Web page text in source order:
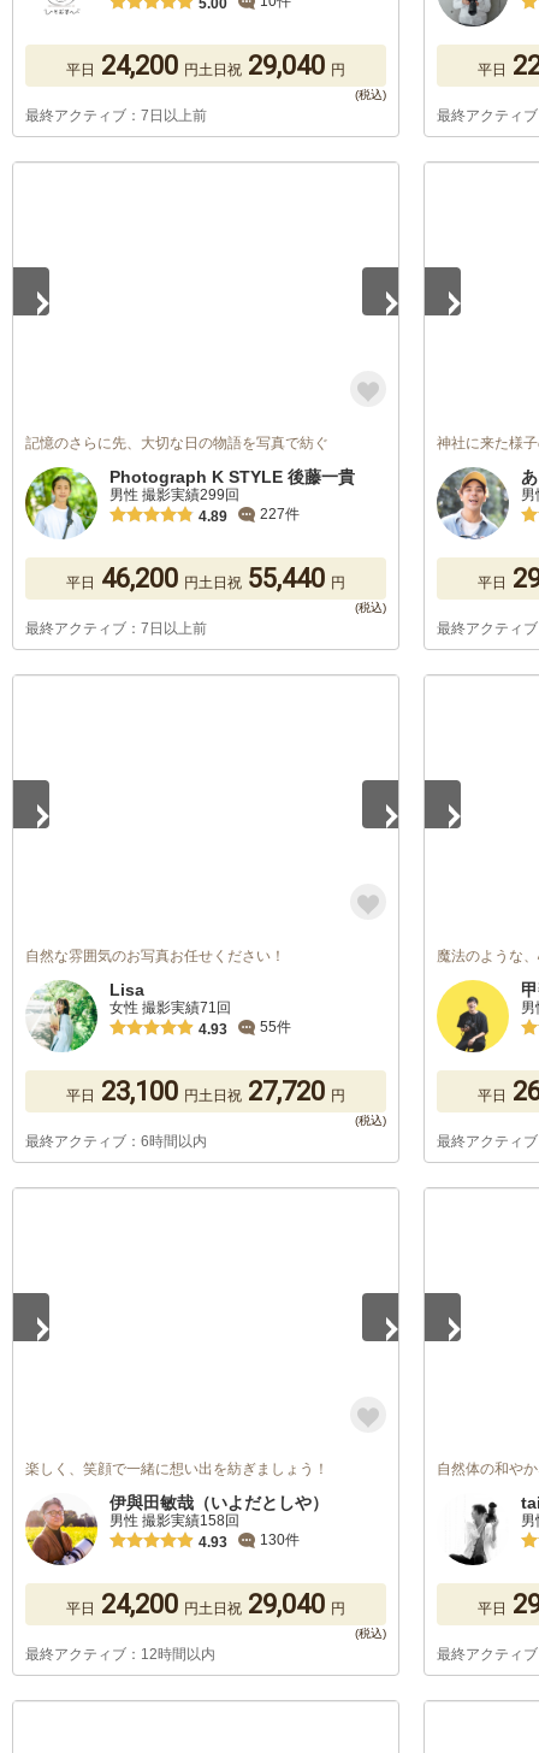
平日 24,200 円土日祝 29,040 円
最終アクティブ：7日以上前
平日
最終アクティ
記憶のさらに先、大切な日の物語を写真で紡ぐ
Photograph K STYLE 後藤一貴
男性 撮影実績299回
4.89
227件
平日 46,200 円土日祝 55,440 円
最終アクティブ：7日以上前
神社に来た様
平日
最終アクティ
自然な雰囲気のお写真お任せください！
Lisa
女性 撮影実績71回
4.93
55件
平日 23,100 円土日祝 27,720 円
最終アクティブ：6時間以内
魔法のような
平日
最終アクティ
楽しく、笑顔で一緒に想い出を紡ぎましょう！
伊與田敏哉（いよだとしや）
男性 撮影実績158回
4.93
130件
平日 24,200 円土日祝 29,040 円
最終アクティブ：12時間以内
自然体の和や
平日
最終アクティ